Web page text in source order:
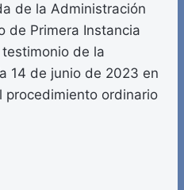
de la Administración
de Primera Instancia
de la
14 de junio de 2023 en
procedimiento ordinario